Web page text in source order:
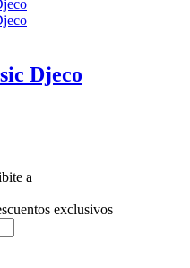
Djeco
a
exclusivos